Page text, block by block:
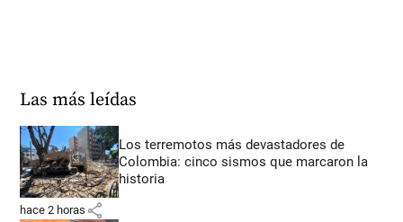
Las más leídas
Los terremotos más devastadores de
Colombia: cinco sismos que marcaron la
historia
hace 2 horas share